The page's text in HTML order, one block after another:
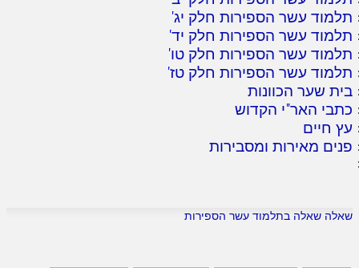
תלמוד עשר הספירות חלק יג'
תלמוד עשר הספירות חלק יד'
תלמוד עשר הספירות חלק טו'
תלמוד עשר הספירות חלק טז'
בית שער הכוונות
כתבי האר"י הקדוש
עץ חיים
פנים מאירות ומסבירות
שאלה שאלה בתלמוד עשר הספירות